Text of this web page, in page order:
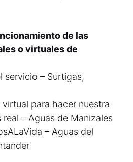
de las
o virtuales de
servicio – Surtigas,
para hacer nuestra
real – Aguas de Manizales
– Aguas del